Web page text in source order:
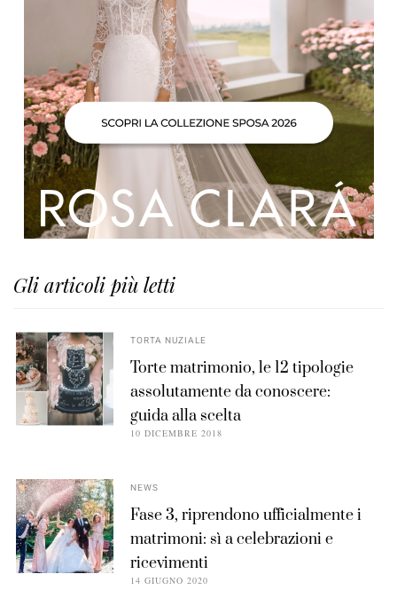
Gli articoli più letti
TORTA NUZIALE
Torte matrimonio, le 12 tipologie
assolutamente da conoscere:
guida alla scelta
10 DICEMBRE 2018
NEWS
Fase 3, riprendono ufficialmente i
matrimoni: sì a celebrazioni e
ricevimenti
14 GIUGNO 2020